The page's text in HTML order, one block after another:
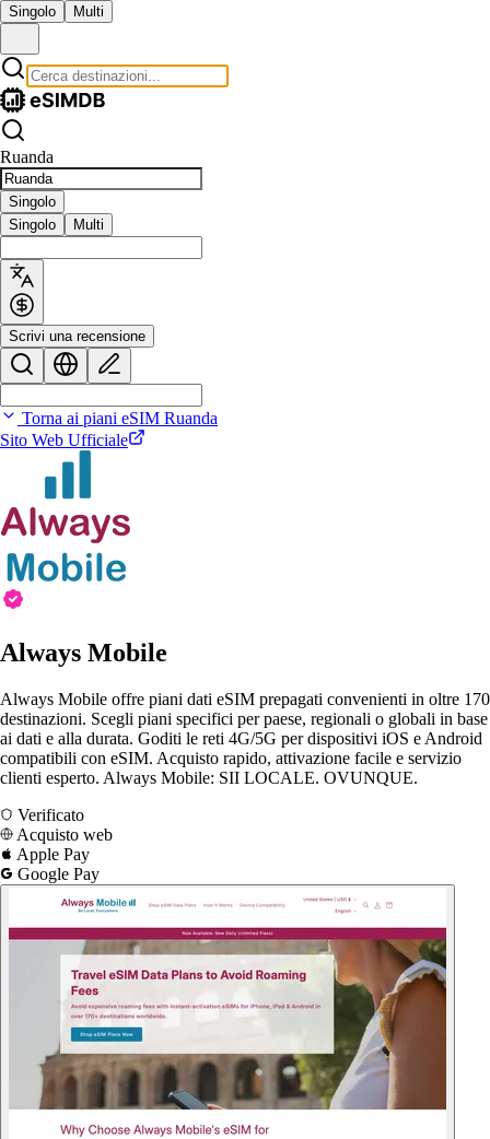
Singolo Multi
Ruanda
Singolo
Singolo
Multi
Scrivi una recensione
Torna ai piani eSIM Ruanda
Sito Web Ufficiale
Always Mobile
Always Mobile offre piani dati eSIM prepagati convenienti in oltre 170
destinazioni. Scegli piani specifici per paese, regionali o globali in base
ai dati e alla durata. Goditi le reti 4G/5G per dispositivi iOS e Android
compatibili con eSIM. Acquisto rapido, attivazione facile e servizio
clienti esperto. Always Mobile: SII LOCALE. OVUNQUE.
Verificato
Acquisto web
Apple Pay
Google Pay